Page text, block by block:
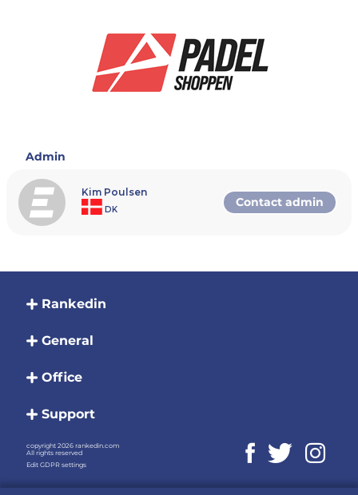
Turneringsledelsen flytter parrene i de
rigtige rækker efter endt
tilmeldingsfrist.
spillerne som udgangspunkt
Deltagergebyret refunderes ikke i
tilmeldingstidspunktet) kan ikke
Admin
Kim Poulsen
DK
Contact admin
Rankedin
General
Office
Support
copyright 2026 rankedin.com
All rights reserved
Edit GDPR settings